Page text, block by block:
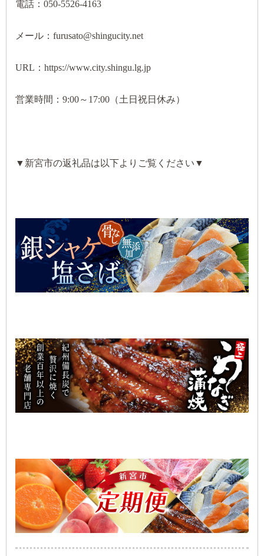
電話：050-5526-4163
メール：furusato@shingucity.net
URL：https://www.city.shingu.lg.jp
営業時間：9:00～17:00（土日祝日休み）
▼新宮市の返礼品は以下よりご覧ください▼